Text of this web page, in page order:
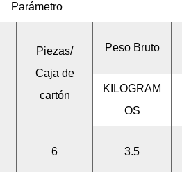
Parámetro
Piezas/
Caja de
cartón
Peso Bruto
KILOGRAM
OS
6 3.5